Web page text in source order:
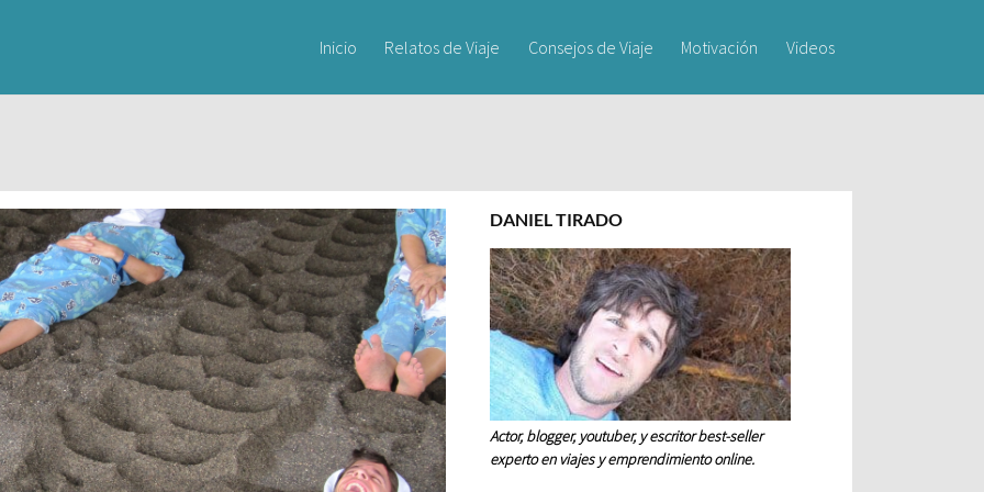
Inicio Relatos de Viaje Consejos de Viaje Motivación Videos
DANIEL TIRADO
Actor, blogger, youtuber, y escritor best-seller
experto en viajes y emprendimiento online.